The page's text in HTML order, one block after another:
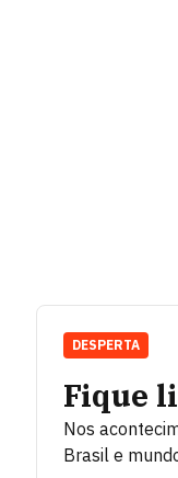
Fique
Nos
Brasil e
DESPERTA